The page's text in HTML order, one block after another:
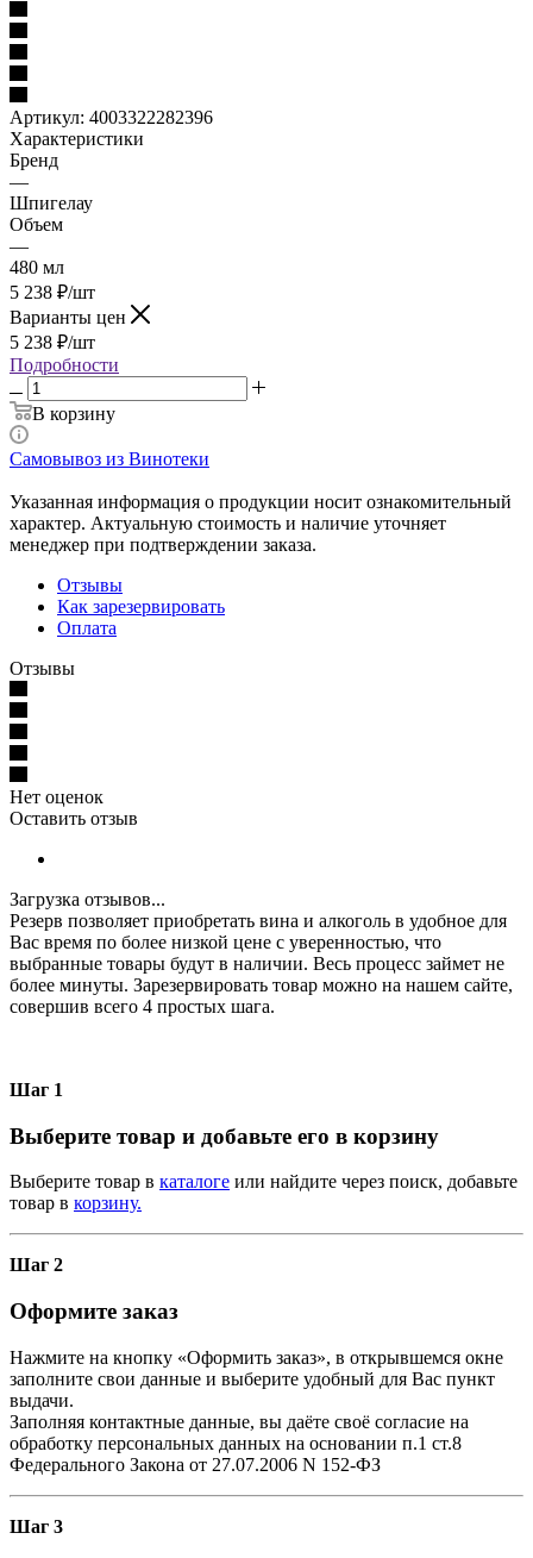
Артикул: 4003322282396
Характеристики
Бренд
—
Шпигелау
Объем
—
480 мл
5 238 ₽/шт
Варианты цен
5 238 ₽/шт
Подробности
В корзину
Самовывоз из Винотеки
Указанная информация о продукции носит ознакомительный
характер. Актуальную стоимость и наличие уточняет
менеджер при подтверждении заказа.
Отзывы
Как зарезервировать
Оплата
Отзывы
Нет оценок
Оставить отзыв
Загрузка отзывов...
Резерв позволяет приобретать вина и алкоголь в удобное для
Вас время по более низкой цене с уверенностью, что
выбранные товары будут в наличии. Весь процесс займет не
более минуты. Зарезервировать товар можно на нашем сайте,
совершив всего 4 простых шага.
Шаг 1
Выберите товар и добавьте его в корзину
Выберите товар в каталоге или найдите через поиск, добавьте
товар в корзину.
Шаг 2
Оформите заказ
Нажмите на кнопку «Оформить заказ», в открывшемся окне
заполните свои данные и выберите удобный для Вас пункт
выдачи.
Заполняя контактные данные, вы даёте своё согласие на
обработку персональных данных на основании п.1 ст.8
Федерального Закона от 27.07.2006 N 152-ФЗ
Шаг 3